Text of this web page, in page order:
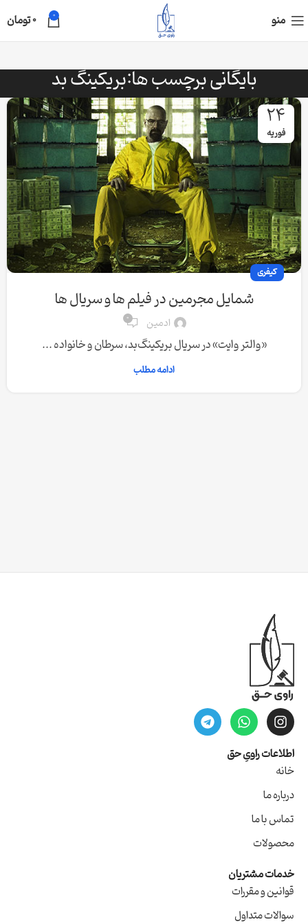
منو 0
0تومان
بایگانی برچسب ها:بریکینگ بد
24
فوریه
کیفری
شمایل مجرمین در فیلم ها و سریال ها
ادمین 0
«والتر وایت» در سریال بریکینگ‌بد، سرطان و خانواده ...
ادامه مطلب
اطلاعات راویِ حق
خانه
درباره ما
تماس با ما
محصولات
خدمات مشتریان
قوانین و مقررات
سوالات متداول